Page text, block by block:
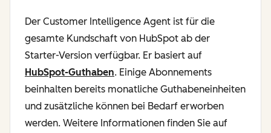
Der Customer Intelligence Agent ist für die
gesamte Kundschaft von HubSpot ab der
Starter-Version verfügbar. Er basiert auf
HubSpot-Guthaben. Einige Abonnements
beinhalten bereits monatliche Guthabeneinheiten
und zusätzliche können bei Bedarf erworben
werden. Weitere Informationen finden Sie auf